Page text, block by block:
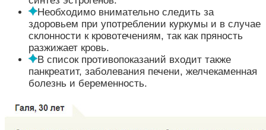
Необходимо внимательно следить за
здоровьем при употреблении куркумы и в случае
склонности к кровотечениям, так как пряность
разжижает кровь.
В список противопоказаний входит также
панкреатит, заболевания печени, желчекаменная
болезнь и беременность.